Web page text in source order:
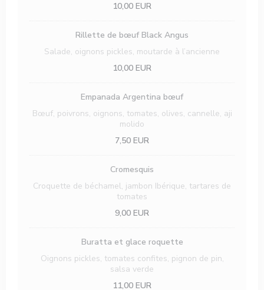
10,00 EUR
Rillette de bœuf Black Angus
Salade, oignons pickles, moutarde à l’ancienne
10,00 EUR
Empanada Argentina bœuf
Bœuf, poivrons, oignons, tomates, olives, cannelle, aji
molido
7,50 EUR
Cromesquis
Croquette de béchamel, jambon Ibérique, tartares de
tomates
9,00 EUR
Buratta et glace roquette
Oignons pickles, tomates confites, pignon de pin,
salsa verde
11,00 EUR